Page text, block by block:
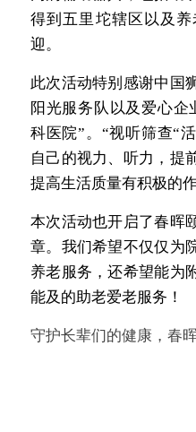
得到五里坨辖区以及
迎。
此次活动特别感谢中国
阳光服务队以及爱心企
科医院”。“视听筛查“
自己的视力、听力，提
提高生活质量有积极的作
本次活动也开启了春晖
章。我们希望不仅仅为
养老服务，还希望能为
能及的助老爱老服务！
守护长辈们的健康，春